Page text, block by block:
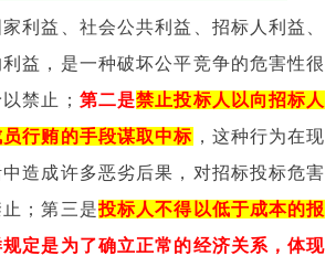
利益、社会公共利益、招标人利益、
益，是一种破坏公平竞争的危害性很
禁止； 第二是禁止投标人以向招标人
行贿的手段谋取中标 ，这种行为在现
造成许多恶劣后果，对招标投标危害
；第三是投标人不得以低于成本的报
定是为了确立正常的经济关系，体现